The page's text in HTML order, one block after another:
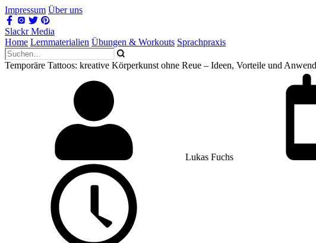
Impressum Über uns
Slackr Media
Home Lernmaterialien Übungen & Workouts Sprachpraxis
Temporäre Tattoos: kreative Körperkunst ohne Reue – Ideen, Vorteile und
Lukas Fuchs